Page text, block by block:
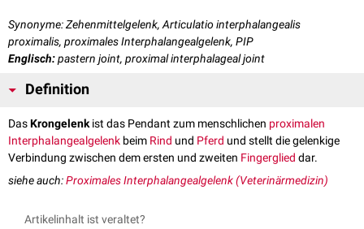
Synonyme: Zehenmittelgelenk, Articulatio interphalangealis
proximalis, proximales Interphalangealgelenk, PIP
Englisch:pastern joint, proximal interphalageal joint
Definition
DasKrongelenkist das Pendant zum menschlichen proximalen
Interphalangealgelenk beim Rind und Pferd und stellt die gelenkige
Verbindung zwischen dem ersten und zweiten Fingerglied dar.
siehe auch:Proximales Interphalangealgelenk (Veterinärmedizin)
Artikelinhalt ist veraltet?